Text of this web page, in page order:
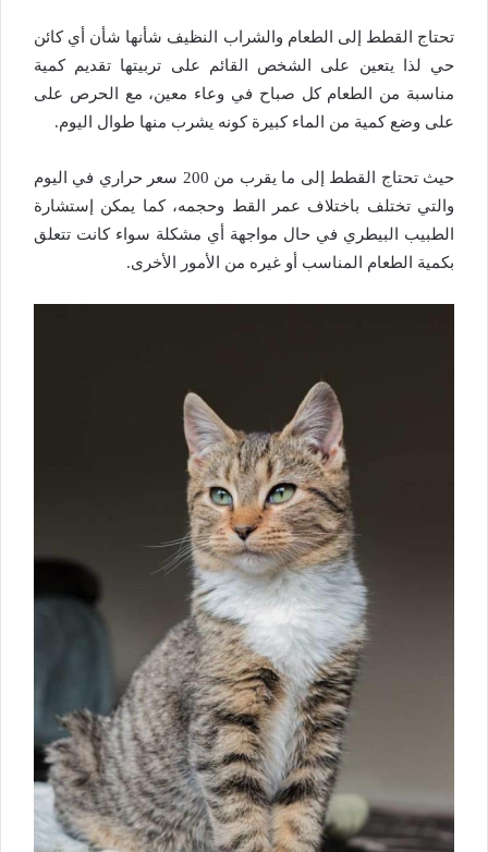
تحتاج القطط إلى الطعام والشراب النظيف شأنها شأن أي كائن
حي لذا يتعين على الشخص القائم على تربيتها تقديم كمية
مناسبة من الطعام كل صباح في وعاء معين، مع الحرص على
على وضع كمية من الماء كبيرة كونه يشرب منها طوال اليوم.
حيث تحتاج القطط إلى ما يقرب من 200 سعر حراري في اليوم
والتي تختلف باختلاف عمر القط وحجمه، كما يمكن إستشارة
الطبيب البيطري في حال مواجهة أي مشكلة سواء كانت تتعلق
بكمية الطعام المناسب أو غيره من الأمور الأخرى.